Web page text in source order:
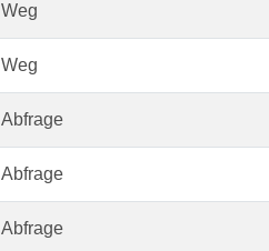
Weg
Weg
Abfrage
Abfrage
Abfrage